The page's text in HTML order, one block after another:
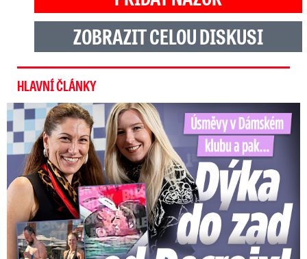
ZOBRAZIT CELOU DISKUSI
HLAVNÍ ČLÁNKY
Úsměvy v Dámském klubu a pak… Dýka do zad od Decroix!